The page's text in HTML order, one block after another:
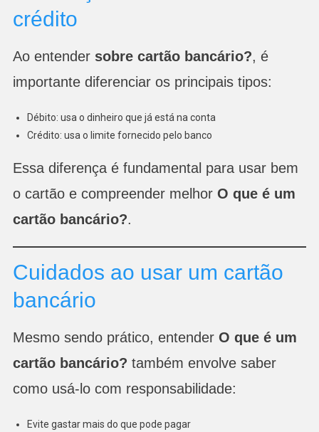
crédito
Ao entender sobre cartão bancário?, é
importante diferenciar os principais tipos:
Débito: usa o dinheiro que já está na conta
Crédito: usa o limite fornecido pelo banco
Essa diferença é fundamental para usar bem
o cartão e compreender melhor O que é um
cartão bancário?.
Cuidados ao usar um cartão
bancário
Mesmo sendo prático, entender O que é um
cartão bancário? também envolve saber
como usá-lo com responsabilidade:
Evite gastar mais do que pode pagar